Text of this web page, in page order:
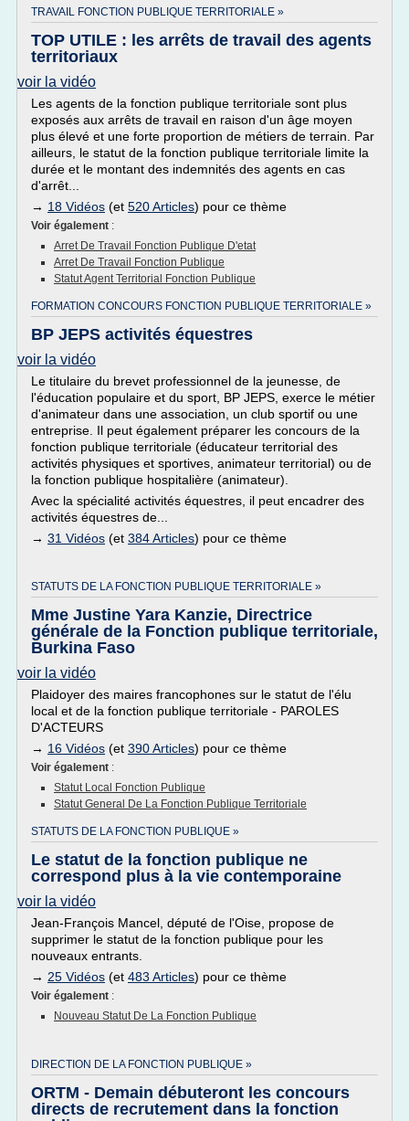
TRAVAIL FONCTION PUBLIQUE TERRITORIALE »
TOP UTILE : les arrêts de travail des agents
territoriaux
voir la vidéo
Les agents de la fonction publique territoriale sont plus
exposés aux arrêts de travail en raison d'un âge moyen
plus élevé et une forte proportion de métiers de terrain. Par
ailleurs, le statut de la fonction publique territoriale limite la
durée et le montant des indemnités des agents en cas
d'arrêt...
→ 18 Vidéos (et 520 Articles) pour ce thème
Voir également :
Arret De Travail Fonction Publique D'etat
Arret De Travail Fonction Publique
Statut Agent Territorial Fonction Publique
FORMATION CONCOURS FONCTION PUBLIQUE TERRITORIALE »
BP JEPS activités équestres
voir la vidéo
Le titulaire du brevet professionnel de la jeunesse, de
l'éducation populaire et du sport, BP JEPS, exerce le métier
d'animateur dans une association, un club sportif ou une
entreprise. Il peut également préparer les concours de la
fonction publique territoriale (éducateur territorial des
activités physiques et sportives, animateur territorial) ou de
la fonction publique hospitalière (animateur).
Avec la spécialité activités équestres, il peut encadrer des
activités équestres de...
→ 31 Vidéos (et 384 Articles) pour ce thème
STATUTS DE LA FONCTION PUBLIQUE TERRITORIALE »
Mme Justine Yara Kanzie, Directrice
générale de la Fonction publique territoriale,
Burkina Faso
voir la vidéo
Plaidoyer des maires francophones sur le statut de l'élu
local et de la fonction publique territoriale - PAROLES
D'ACTEURS
→ 16 Vidéos (et 390 Articles) pour ce thème
Voir également :
Statut Local Fonction Publique
Statut General De La Fonction Publique Territoriale
STATUTS DE LA FONCTION PUBLIQUE »
Le statut de la fonction publique ne
correspond plus à la vie contemporaine
voir la vidéo
Jean-François Mancel, député de l'Oise, propose de
supprimer le statut de la fonction publique pour les
nouveaux entrants.
→ 25 Vidéos (et 483 Articles) pour ce thème
Voir également :
Nouveau Statut De La Fonction Publique
DIRECTION DE LA FONCTION PUBLIQUE »
ORTM - Demain débuteront les concours
directs de recrutement dans la fonction